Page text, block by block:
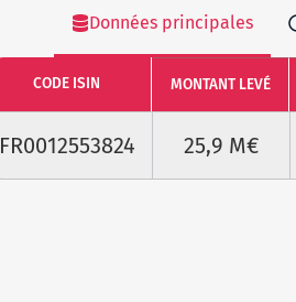
Données principales
CODE ISIN MONTANT LEVÉ
FR0012553824 25,9 M€